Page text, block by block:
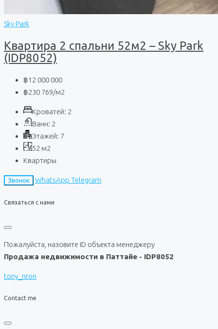
Sky Park
Квартира 2 спальни 52м2 – Sky Park
(IDP8052)
฿12 000 000
฿230 769/м2
Кроватей: 2
Ванн: 2
Этажей: 7
52 м2
Квартиры
Звонок WhatsApp Telegram
Связаться с нами
Пожалуйста, назовите ID объекта менеджеру
Продажа недвижимости в Паттайе - IDP8052
tony_nron
Contact me